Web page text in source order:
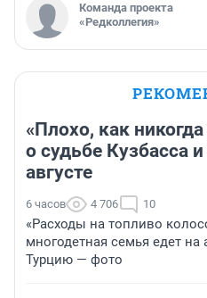
Команда проекта
«Редколлегия»
«Плохо, как
о судьбе Кузбасса
августе
6 часов 4 706 10
«Расходы на топливо
многодетная семья едет на
Турцию — фото